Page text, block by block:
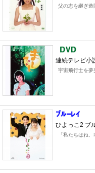
父の志を継ぎ造
連続テレビ小
宇宙飛行士を夢
ひよっこ2 ブ
「私たちはね